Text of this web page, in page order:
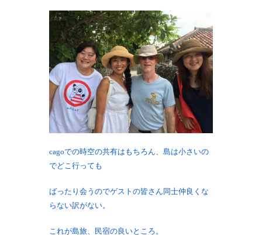
cagoでの時空の共有はもちろん、島は小さいの
でどこ行っても
ばったり会うのでゲストの皆さん同士仲良くな
らない訳がない。
これが島旅、民宿の良いところ。